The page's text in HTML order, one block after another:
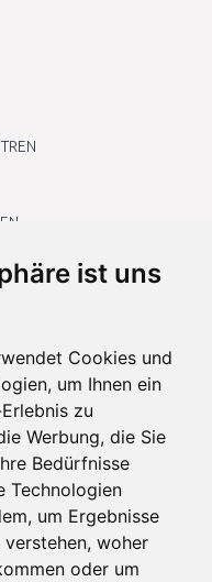
ist uns
Cookies und
um Ihnen ein
zu
Werbung, die Sie
Bedürfnisse
Technologien
um Ergebnisse
verstehen, woher
oder um